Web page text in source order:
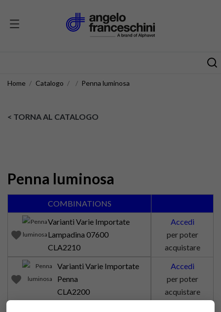
Home Catalogo Penna luminosa
< TORNA AL CATALOGO
Penna luminosa
COMBINATIONS
favorite
Varianti Varie Importate
Lampadina 07600
CLA2210
Accedi
per poter
acquistare
favorite
Varianti Varie Importate
Penna
CLA2200
Accedi
per poter
acquistare